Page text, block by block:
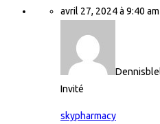
avril 27, 2024 à 9:40 am
Invité
skypharmacy